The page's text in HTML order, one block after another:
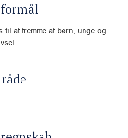
til at fremme af børn, unge og